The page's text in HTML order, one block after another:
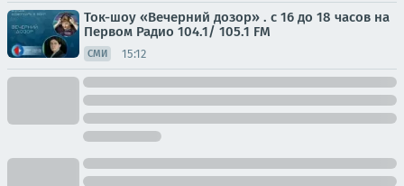
Ток-шоу «Вечерний дозор» . с 16 до 18 часов на
Первом Радио 104.1/ 105.1 FM
СМИ 15:12